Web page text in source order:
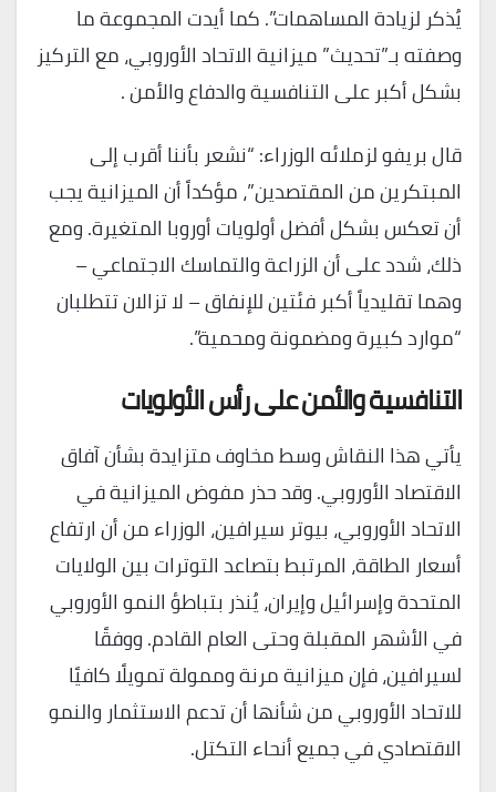
يُذكر لزيادة المساهمات”. كما أيدت المجموعة ما
وصفته بـ”تحديث” ميزانية الاتحاد الأوروبي، مع التركيز
بشكل أكبر على التنافسية والدفاع والأمن .
قال بريفو لزملائه الوزراء: “نشعر بأننا أقرب إلى
المبتكرين من المقتصدين”، مؤكداً أن الميزانية يجب
أن تعكس بشكل أفضل أولويات أوروبا المتغيرة. ومع
ذلك، شدد على أن الزراعة والتماسك الاجتماعي –
وهما تقليدياً أكبر فئتين للإنفاق – لا تزالان تتطلبان
“موارد كبيرة ومضمونة ومحمية”.
التنافسية والأمن على رأس الأولويات
يأتي هذا النقاش وسط مخاوف متزايدة بشأن آفاق
الاقتصاد الأوروبي. وقد حذر مفوض الميزانية في
الاتحاد الأوروبي، بيوتر سيرافين، الوزراء من أن ارتفاع
أسعار الطاقة، المرتبط بتصاعد التوترات بين الولايات
المتحدة وإسرائيل وإيران، يُنذر بتباطؤ النمو الأوروبي
في الأشهر المقبلة وحتى العام القادم. ووفقًا
لسيرافين، فإن ميزانية مرنة وممولة تمويلًا كافيًا
للاتحاد الأوروبي من شأنها أن تدعم الاستثمار والنمو
الاقتصادي في جميع أنحاء التكتل.